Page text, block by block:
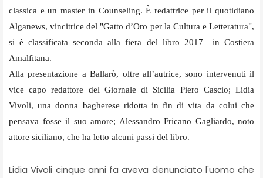
classica e un master in Counseling. È redattrice per il quotidiano
Alganews, vincitrice del "Gatto d’Oro per la Cultura e Letteratura",
si è classificata seconda alla fiera del libro 2017 in Costiera
Amalfitana.
Alla presentazione a Ballarò, oltre all’autrice, sono intervenuti il
vice capo redattore del Giornale di Sicilia Piero Cascio; Lidia
Vivoli, una donna bagherese ridotta in fin di vita da colui che
pensava fosse il suo amore; Alessandro Fricano Gagliardo, noto
attore siciliano, che ha letto alcuni passi del libro.
Lidia Vivoli cinque anni fa aveva denunciato l'uomo che